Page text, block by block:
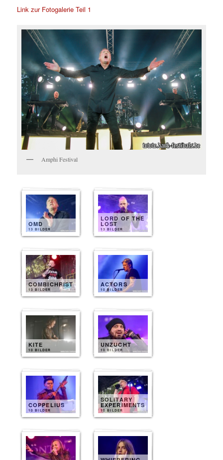
Link zur Fotogalerie Teil 1
Amphi Festival
OMD
13 BILDER
LORD OF THE
LOST
13 BILDER
COMBICHRIST
13 BILDER
ACTORS
10 BILDER
KITE
10 BILDER
UNZUCHT
10 BILDER
COPPELIUS
10 BILDER
SOLITARY
EXPERIMENTS
10 BILDER